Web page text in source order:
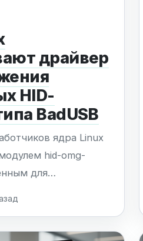
драйвер
HID-
BadUSB
ядра Linux
hid-omg-
для